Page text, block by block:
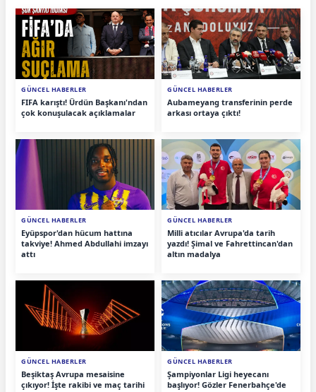
GÜNCEL HABERLER
FIFA karıştı! Ürdün Başkanı'ndan
çok konuşulacak açıklamalar
GÜNCEL HABERLER
Aubameyang transferinin perde
arkası ortaya çıktı!
GÜNCEL HABERLER
Eyüpspor'dan hücum hattına
takviye! Ahmed Abdullahi imzayı
attı
GÜNCEL HABERLER
Milli atıcılar Avrupa'da tarih
yazdı! Şimal ve Fahrettincan'dan
altın madalya
GÜNCEL HABERLER
Beşiktaş Avrupa mesaisine
çıkıyor! İşte rakibi ve maç tarihi
GÜNCEL HABERLER
Şampiyonlar Ligi heyecanı
başlıyor! Gözler Fenerbahçe'de